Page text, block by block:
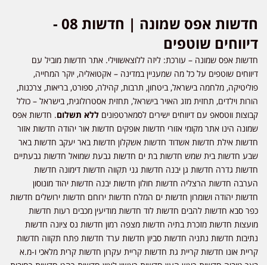
חדשות אפס שמונה | חדשות 08 -
דיווחים שוטפים
חדשות אפס שמונה – עורכת: ליזה ללוצאשווילי. אתר חדשות מוביל עם
דיווחים שוטפים על כל מה שמעניין במדינה – אקטואליה, יוקר המחייה,
פוליטיקה, מלחמה בישראל, ביטחון, תרבות, קהילה, ספורט, בריאות, צרכנות,
הורות וילדים, תחזית מזג האויר בישראל, תחזית אסטרולוגית, בישראל – כולל
קבוצות ווטסאפ עם דיווחים ישירים לסמארטפונים ללא תשלום. חדשות אפס
שמונה הינו אתר מקומי אזורי חדשות אופקים חדשות אור יהודה חדשות אזור
חדשות אילת חדשות אשדוד חדשות אשקלון חדשות באר יעקב חדשות באר
שבע חדשות בית שמש חדשות בת ים חדשות גבעת שמואל חדשות גבעתיים
חדשות גדרה חדשות גן יבנה חדשות גני תקווה חדשות דימונה חדשות
הערבה חדשות הרצליה חדשות חולון חדשות יבנה חדשות יהוד מונוסון
חדשות יהודה ושומרון חדשות ים המלח חדשות ירוחם חדשות ירושלים חדשות
כפר סבא חדשות להבים חדשות לוד חדשות מודיעין מכבים רעות חדשות
מועצות חדשות מזכרת בתיה חדשות מצפה רמון חדשות נס ציונה חדשות
נתיבות חדשות נתניה חדשות סביון חדשות ערד חדשות פתח תקווה חדשות
קריית אונו חדשות קריית גת חדשות קריית עקרון חדשות קרית מלאכי ו-מ.א